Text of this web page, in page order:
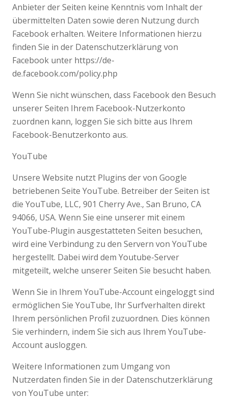
Anbieter der Seiten keine Kenntnis vom Inhalt der
übermittelten Daten sowie deren Nutzung durch
Facebook erhalten. Weitere Informationen hierzu
finden Sie in der Datenschutzerklärung von
Facebook unter https://de-
de.facebook.com/policy.php
Wenn Sie nicht wünschen, dass Facebook den Besuch
unserer Seiten Ihrem Facebook-Nutzerkonto
zuordnen kann, loggen Sie sich bitte aus Ihrem
Facebook-Benutzerkonto aus.
YouTube
Unsere Website nutzt Plugins der von Google
betriebenen Seite YouTube. Betreiber der Seiten ist
die YouTube, LLC, 901 Cherry Ave., San Bruno, CA
94066, USA. Wenn Sie eine unserer mit einem
YouTube-Plugin ausgestatteten Seiten besuchen,
wird eine Verbindung zu den Servern von YouTube
hergestellt. Dabei wird dem Youtube-Server
mitgeteilt, welche unserer Seiten Sie besucht haben.
Wenn Sie in Ihrem YouTube-Account eingeloggt sind
ermöglichen Sie YouTube, Ihr Surfverhalten direkt
Ihrem persönlichen Profil zuzuordnen. Dies können
Sie verhindern, indem Sie sich aus Ihrem YouTube-
Account ausloggen.
Weitere Informationen zum Umgang von
Nutzerdaten finden Sie in der Datenschutzerklärung
von YouTube unter: